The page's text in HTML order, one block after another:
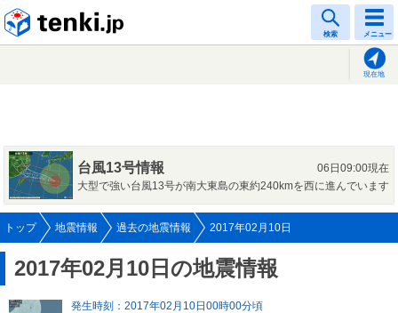
検索 メニュー
現在地
台風13号情報
06日09:00現在
大型で強い台風13号が南大東島の東約240kmを西に進んでいます
トップ 地震情報 過去の地震情報 2017年02月10日
2017年02月10日の地震情報
発生時刻：2017年02月10日00時00分頃